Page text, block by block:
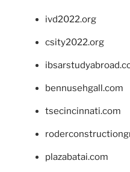
ivd2022.org
csity2022.org
bennusehgall.com
tsecincinnati.com
plazabatai.com